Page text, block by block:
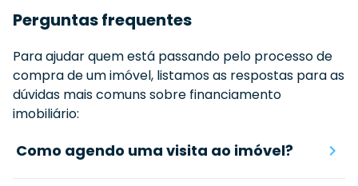
Perguntas frequentes
Para ajudar quem está passando pelo processo de
compra de um imóvel, listamos as respostas para as
dúvidas mais comuns sobre financiamento
imobiliário:
Como agendo uma visita ao imóvel?